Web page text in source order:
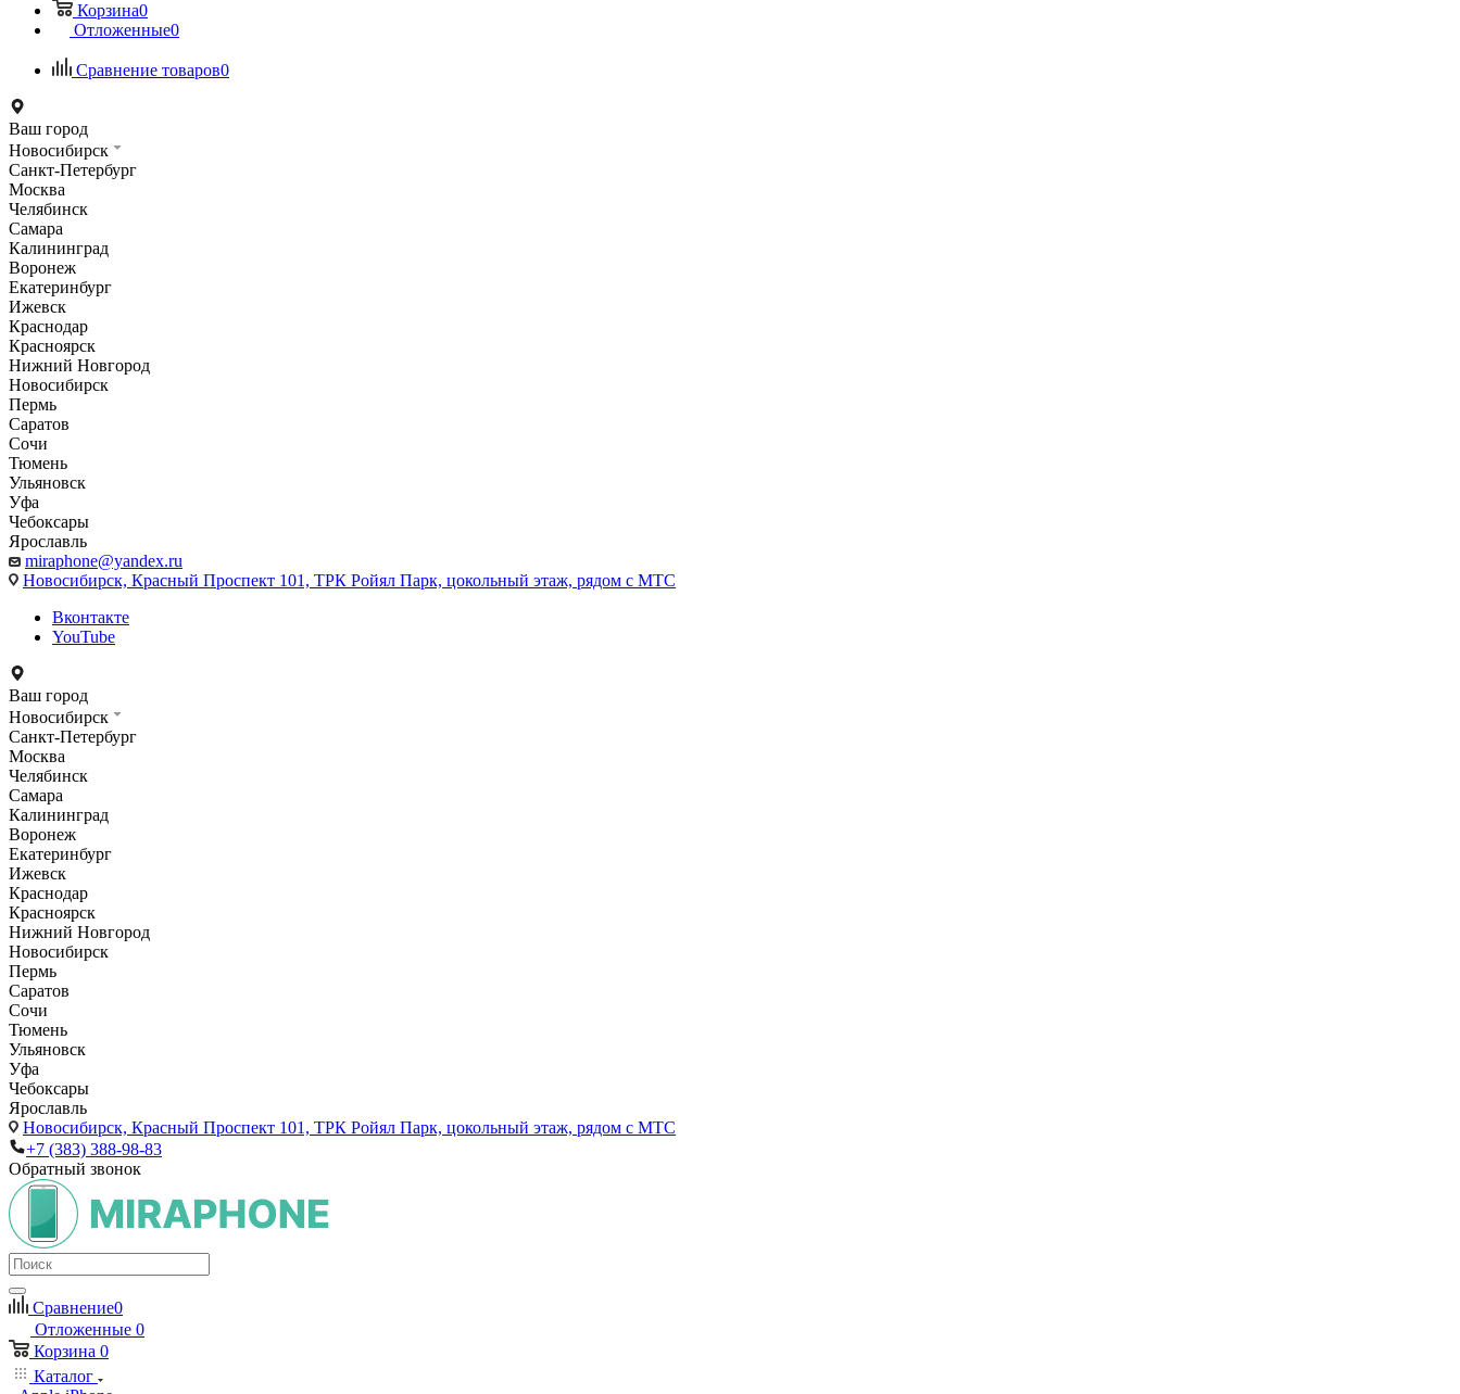
Корзина0
Отложенные0
Сравнение товаров0
Ваш город
Новосибирск
Санкт-Петербург
Москва
Челябинск
Самара
Калининград
Воронеж
Екатеринбург
Ижевск
Краснодар
Красноярск
Нижний Новгород
Новосибирск
Пермь
Саратов
Сочи
Тюмень
Ульяновск
Уфа
Чебоксары
Ярославль
miraphone@yandex.ru
Новосибирск, Красный Проспект 101, ТРК Ройял Парк, цокольный этаж, рядом с МТС
Вконтакте
YouTube
Ваш город
Новосибирск
Санкт-Петербург
Москва
Челябинск
Самара
Калининград
Воронеж
Екатеринбург
Ижевск
Краснодар
Красноярск
Нижний Новгород
Новосибирск
Пермь
Саратов
Сочи
Тюмень
Ульяновск
Уфа
Чебоксары
Ярославль
Новосибирск, Красный Проспект 101, ТРК Ройял Парк, цокольный этаж, рядом с МТС
+7 (383) 388-98-83
Обратный звонок
Сравнение0
Отложенные 0
Корзина 0
Каталог